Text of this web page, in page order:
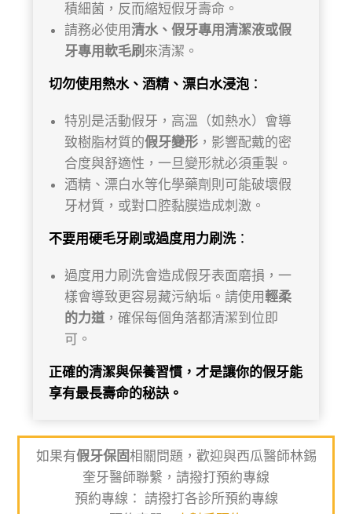
積細菌，反而縮短假牙壽命。
請務必使用清水、假牙專用清潔液或假
牙專用軟毛刷 來清潔。
切勿使用熱水、酒精、漂白水浸泡 ：
特別是活動假牙，高溫（如熱水）會導
致樹脂材質的假牙變形 ，影響配戴的密
合度與舒適性，一旦變形就必須重製。
酒精、漂白水等化學藥劑則可能破壞假
牙材質，或對口腔黏膜造成刺激。
不要用硬毛牙刷或過度用力刷洗：
過度用力刷洗會造成假牙表面磨損，一
樣會導致更容易藏污納垢。請使用輕柔
的力道，確保每個角落都清潔到位即
可。
正確的清潔與保養習慣，才是讓你的假牙能
享有最長壽命的秘訣。
如果有假牙保固相關問題，歡迎與西瓜醫師林錫
奎牙醫師聯繫，請撥打預約專線
預約專線： 請撥打各診所預約專線